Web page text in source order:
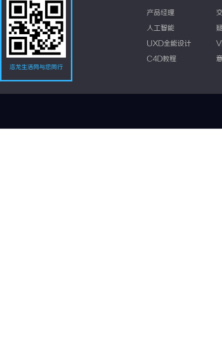
洛龙生活网与您同行
产品经理
人工智能
UXD全能设计
C4D教程